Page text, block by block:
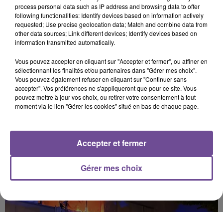
en cliquant sur le bouton ci-dessous.
Afficher l'élément
PRÈS DE CHEZ VOUS
process personal data such as IP address and browsing data to offer
following functionalities: Identify devices based on information actively
requested; Use precise geolocation data; Match and combine data from
other data sources; Link different devices; Identify devices based on
information transmitted automatically.
Vous pouvez accepter en cliquant sur "Accepter et fermer", ou affiner en
sélectionnant les finalités et/ou partenaires dans "Gérer mes choix".
Vous pouvez également refuser en cliquant sur "Continuer sans
accepter". Vos préférences ne s'appliqueront que pour ce site. Vous
pouvez mettre à jour vos choix, ou retirer votre consentement à tout
moment via le lien "Gérer les cookies" situé en bas de chaque page.
Gérer mes choix
Accepter et fermer